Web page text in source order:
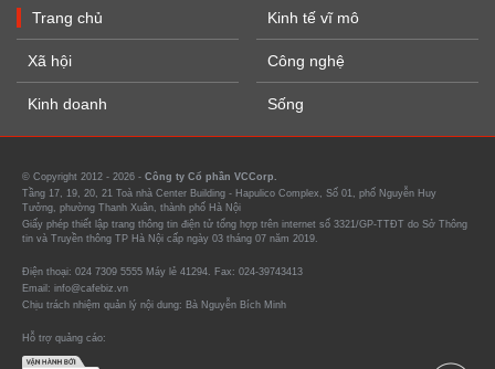
Trang chủ
Xã hội
Kinh doanh
Kinh tế vĩ mô
Công nghệ
Sống
© Copyright 2012 - 2026 - Công ty Cổ phần VCCorp.
Tầng 17, 19, 20, 21 Toà nhà Center Building - Hapulico Complex, Số 01, phố Nguyễn Huy
Tưởng, phường Thanh Xuân, thành phố Hà Nội
Giấy phép thiết lập trang thông tin điện tử tổng hợp trên internet số 3321/GP-TTĐT do Sở Thông
tin và Truyền thông TP Hà Nội cấp ngày 03 tháng 07 năm 2019.
Điện thoại: 024 7309 5555 Máy lẻ 41294. Fax: 024-39743413
Email: info@cafebiz.vn
Chịu trách nhiệm quản lý nội dung: Bà Nguyễn Bích Minh
Hỗ trợ quảng cáo: